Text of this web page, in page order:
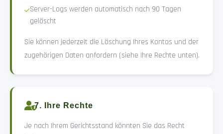
Server-Logs werden automatisch nach 90 Tagen
gelöscht
Sie können jederzeit die Löschung Ihres Kontos und der
zugehörigen Daten anfordern (siehe Ihre Rechte unten).
7. Ihre Rechte
Je nach Ihrem Gerichtsstand könnten Sie das Recht